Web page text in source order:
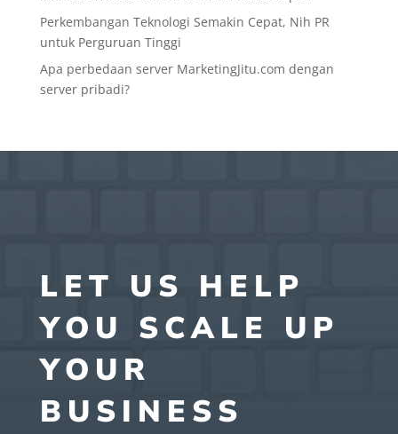
Perkembangan Teknologi Semakin Cepat, Nih PR
untuk Perguruan Tinggi
Apa perbedaan server MarketingJitu.com dengan
server pribadi?
LET US HELP
YOU SCALE UP
YOUR
BUSINESS